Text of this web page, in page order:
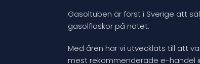
Gasoltuben är först i Sverige att
gasolflaskor på nätet.
Med åren har vi utvecklats till att
mest rekommenderade e-handel